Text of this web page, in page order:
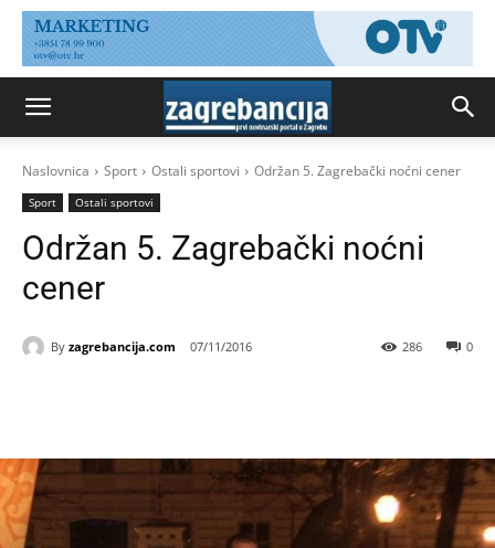
Naslovnica Sport Ostali sportovi Održan 5. Zagrebački noćni cener
Sport Ostali sportovi
Održan 5. Zagrebački noćni
cener
By zagrebancija.com 07/11/2016 0
286